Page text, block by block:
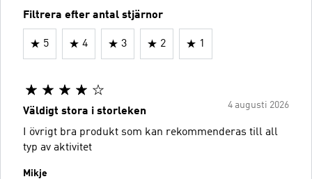
Filtrera efter antal stjärnor
5 4 3 2 1
4 augusti 2026
Väldigt stora i storleken
I övrigt bra produkt som kan rekommenderas till all
typ av aktivitet
Mikje